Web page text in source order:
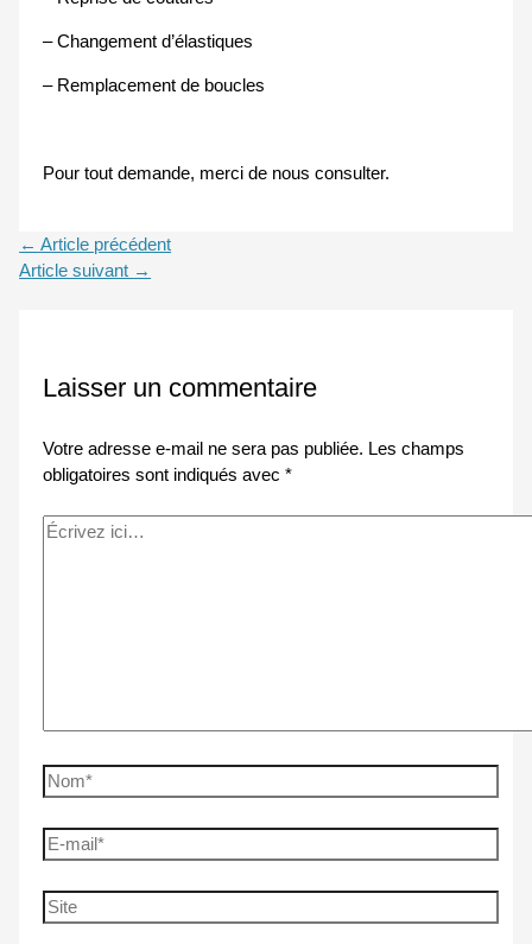
– Changement d’élastiques
– Remplacement de boucles
Pour tout demande, merci de nous consulter.
← Article précédent
Article suivant →
Laisser un commentaire
Votre adresse e-mail ne sera pas publiée. Les champs
obligatoires sont indiqués avec*
Écrivez
Nom*
E-
mail*
Site